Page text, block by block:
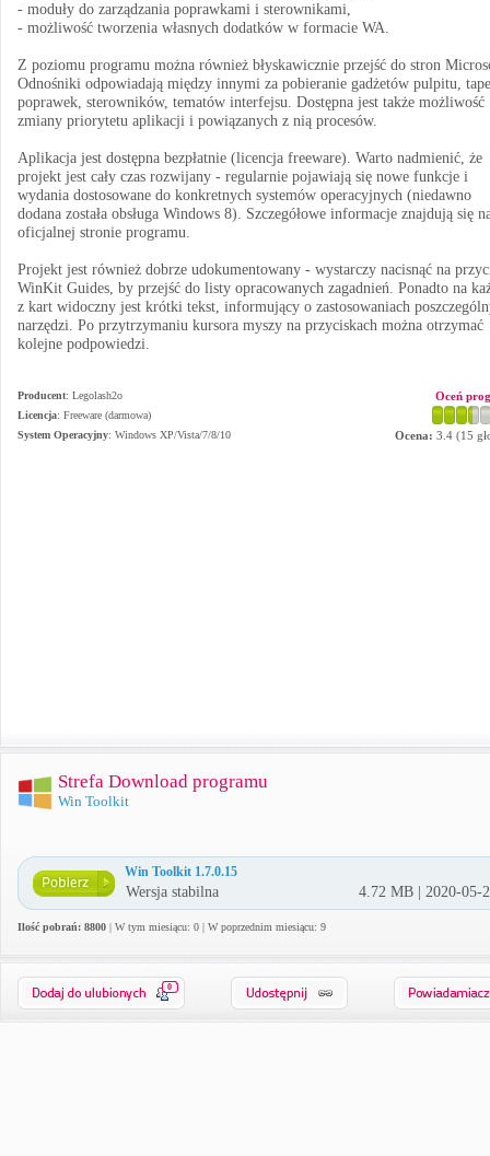
- moduły do zarządzania poprawkami i sterownikami,
- możliwość tworzenia własnych dodatków w formacie WA.
Z poziomu programu można również błyskawicznie przejść do stron
Odnośniki odpowiadają między innymi za pobieranie gadżetów pulpitu,
poprawek, sterowników, tematów interfejsu. Dostępna jest także możliwość
zmiany priorytetu aplikacji i powiązanych z nią procesów.
Aplikacja jest dostępna bezpłatnie (licencja freeware). Warto nadmienić, że
projekt jest cały czas rozwijany - regularnie pojawiają się nowe funkcje i
wydania dostosowane do konkretnych systemów operacyjnych (niedawno
dodana została obsługa Windows 8). Szczegółowe informacje znajdują się
oficjalnej stronie programu.
Projekt jest również dobrze udokumentowany - wystarczy nacisnąć na
WinKit Guides, by przejść do listy opracowanych zagadnień. Ponadto na
z kart widoczny jest krótki tekst, informujący o zastosowaniach
narzędzi. Po przytrzymaniu kursora myszy na przyciskach można otrzymać
kolejne podpowiedzi.
Producent: Legolash2o
Licencja: Freeware (darmowa)
System Operacyjny: Windows XP/Vista/7/8/10
Oceń
Ocena: 3.4 (15
Strefa Download programu
Win Toolkit
Win Toolkit 1.7.0.15
Wersja stabilna 4.72 MB | 2020-05-
Ilość pobrań: 8800 | W tym miesiącu: 0 | W poprzednim miesiącu: 9
0